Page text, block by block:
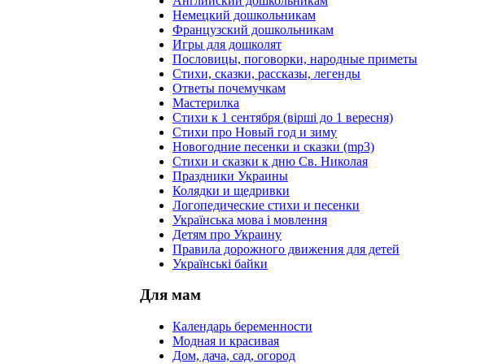
Немецкий дошкольникам
Французский дошкольникам
Игры для дошколят
Пословицы, поговорки, народные приметы
Стихи, сказки, рассказы, легенды
Ответы почемучкам
Мастерилка
Стихи к 1 сентября (вірші до 1 вересня)
Стихи про Новый год и зиму
Новогодние песенки и сказки (mp3)
Стихи и сказки к дню Св. Николая
Праздники Украины
Колядки и щедривки
Логопедические стихи и песенки
Українська мова і мовлення
Детям про Украину
Правила дорожного движения для детей
Українські байки
Для мам
Календарь беременности
Модная и красивая
Дом, дача, сад, огород